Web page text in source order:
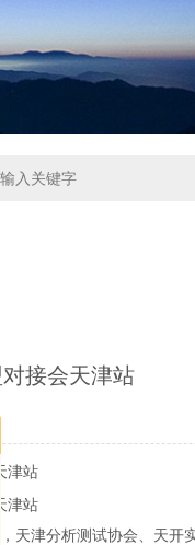
接会天津站
天津分析测试协会、天开